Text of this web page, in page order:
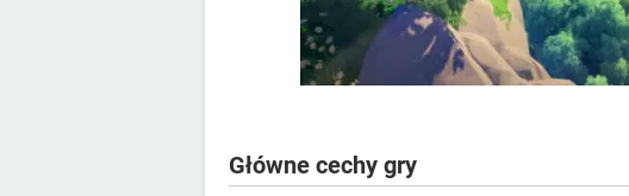
Główne cechy gry